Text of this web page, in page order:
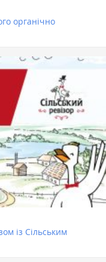
органічно
із Сільським